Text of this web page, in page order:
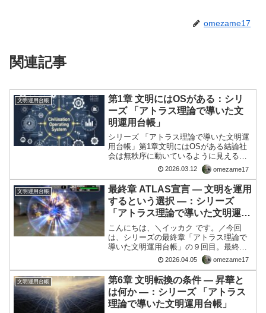
omezame17
関連記事
文明運用台帳
第1章 文明にはOSがある：シリ
ーズ 「アトラス理論で導いた文
明運用台帳」
シリーズ 「アトラス理論で導いた文明運
用台帳」第1章文明にはOSがある結論社
会は無秩序に動いているように見える
が、実際には一定の構造の上で運用され
ている。言い換えれば、文明には
OS（Operating System）が存在する。政
治、経済、...
2026.03.12 omezame17
文明運用台帳
最終章 ATLAS宣言 ― 文明を運用
するという選択 ―：シリーズ
「アトラス理論で導いた文明運用
台帳」
こんにちは、＼イッカク です。／今回
は、シリーズの最終章「アトラス理論で
導いた文明運用台帳」の９回目。最終章
ATLAS宣言 ― 文明を運用するという選
択 ― はじめに本シリーズは、文明を意図
（Intention）・構造（Informati...
2026.04.05 omezame17
文明運用台帳
第6章 文明転換の条件 ― 昇華と
は何か ―：シリーズ 「アトラス
理論で導いた文明運用台帳」